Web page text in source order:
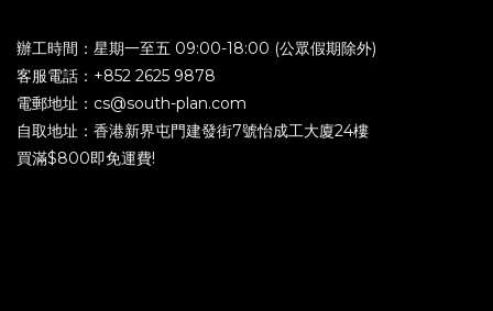
辦工時間：星期一至五 09:00-18:00 (公眾假期除外)
客服電話：+852 2625 9878
電郵地址：cs@south-plan.com
自取地址：香港新界屯門建發街7號怡成工大廈24樓
買滿$800即免運費!